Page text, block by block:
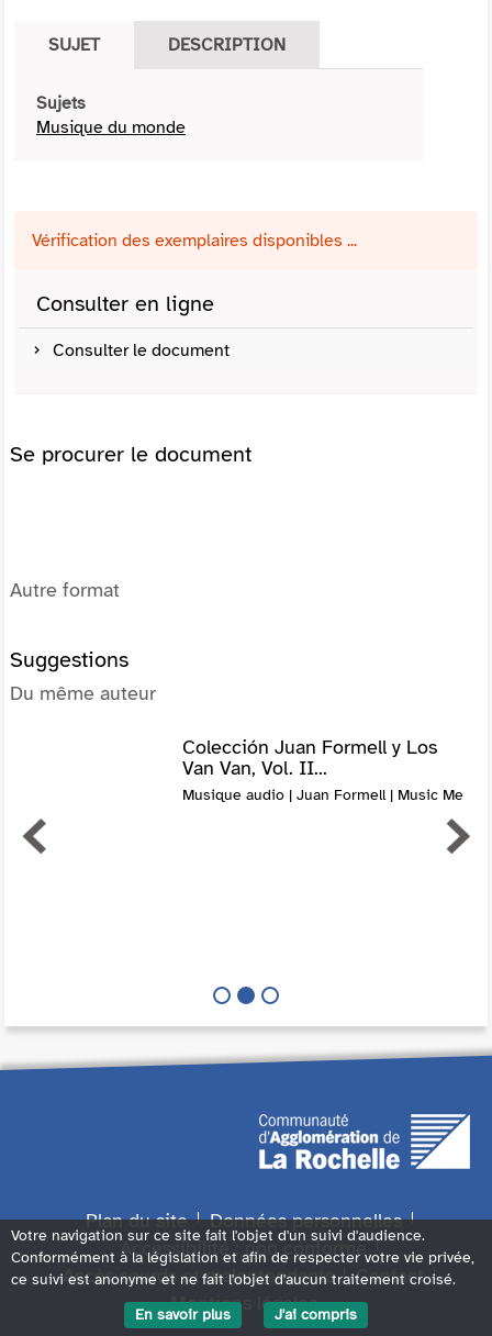
SUJET DESCRIPTION
Sujets
Musique du monde
Vérification des exemplaires disponibles ...
Consulter en ligne
Consulter le document
Se procurer le document
Autre format
Suggestions
Du même auteur
Colección Juan Formell y Los
Van Van, Vol. II...
Musique audio | Juan Formell | Music Me
Plan du site
Données personnelles
Accessibilité : non conforme
Accès sourds et malentendants
Contact
Mentions légales
Votre navigation sur ce site fait l'objet d'un suivi d'audience.
Conformément à la législation et afin de respecter votre vie privée,
ce suivi est anonyme et ne fait l'objet d'aucun traitement croisé.
En savoir plus
J'ai compris